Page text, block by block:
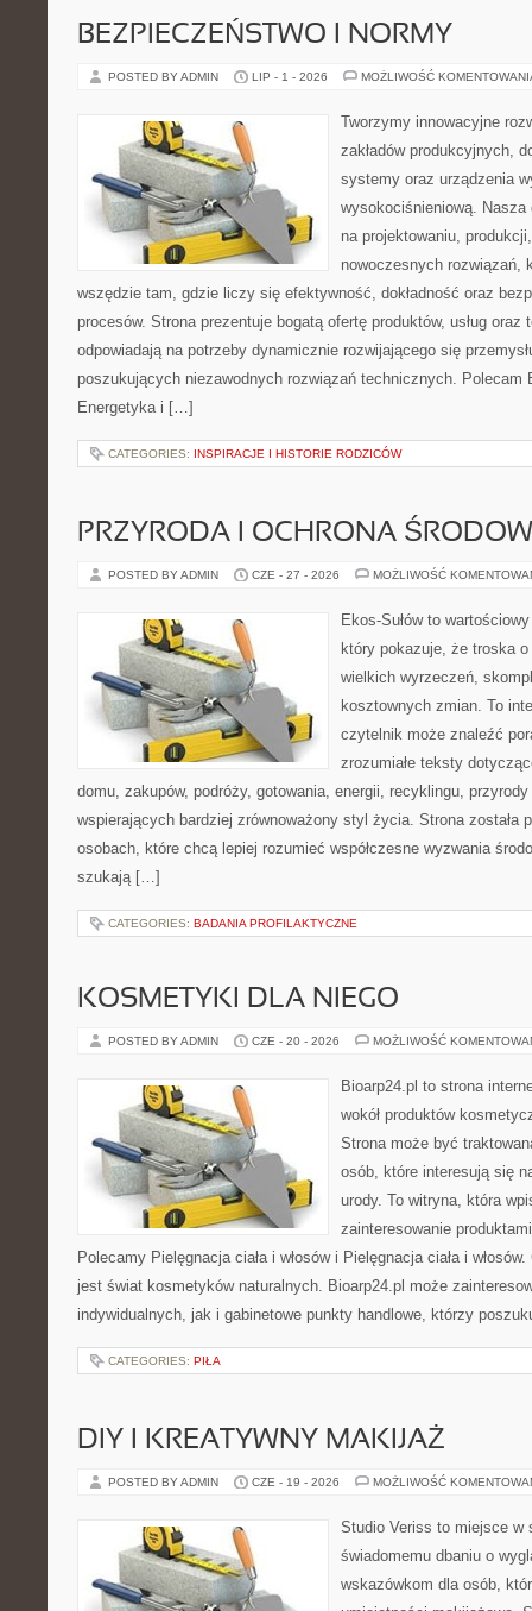
BEZPIECZEŃSTWO I NORMY
POSTED BY ADMIN LIP - 1 - 2026 MOŻLIWOŚĆ
Tworzymy innowacyjne
zakładów produkcyjnych,
systemy oraz urządzenia
wysokociśnieniową. Nasza
na projektowaniu,
nowoczesnych rozwiązań,
wszędzie tam, gdzie liczy się efektywność, dokładność oraz
procesów. Strona prezentuje bogatą ofertę produktów, usług oraz
odpowiadają na potrzeby dynamicznie rozwijającego się
poszukujących niezawodnych rozwiązań technicznych. Polecam
Energetyka i […]
CATEGORIES: INSPIRACJE I HISTORIE RODZICÓW
PRZYRODA I OCHRONA
POSTED BY ADMIN CZE - 27 - 2026 MOŻLIWOŚĆ
Ekos-Sułów to
który pokazuje, że troska
wielkich wyrzeczeń,
kosztownych zmian. To
czytelnik może znaleźć
zrozumiałe teksty
domu, zakupów, podróży, gotowania, energii, recyklingu,
wspierających bardziej zrównoważony styl życia. Strona została
osobach, które chcą lepiej rozumieć współczesne wyzwania
szukają […]
CATEGORIES: BADANIA PROFILAKTYCZNE
KOSMETYKI DLA NIEGO
POSTED BY ADMIN CZE - 20 - 2026 MOŻLIWOŚĆ
Bioarp24.pl to strona
wokół produktów
Strona może być
osób, które interesują się
urody. To witryna, która
zainteresowanie
Polecamy Pielęgnacja ciała i włosów i Pielęgnacja ciała i
jest świat kosmetyków naturalnych. Bioarp24.pl może
indywidualnych, jak i gabinetowe punkty handlowe, którzy
CATEGORIES: PIŁA
DIY I KREATYWNY MAKIJAŻ
POSTED BY ADMIN CZE - 19 - 2026 MOŻLIWOŚĆ
Studio Veriss to miejsce w
świadomemu dbaniu o
wskazówkom dla osób,